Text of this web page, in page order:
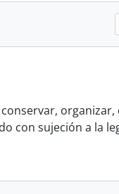
con sujeción a la